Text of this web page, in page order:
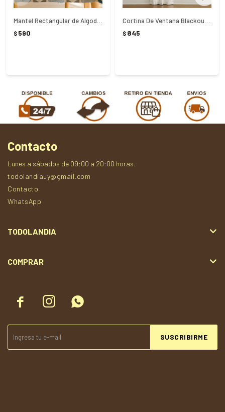
$ 590 $ 845
  
SUSCRIBIRME
Contacto
Lunes a sábados de 09:00 a 20:00 horas.
todolandiauy@gmail.com
Contacto
WhatsApp
TODOLANDIA
COMPRAR